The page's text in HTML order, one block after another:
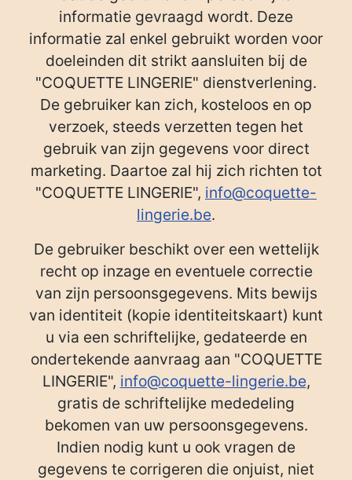
informatie gevraagd wordt. Deze
informatie zal enkel gebruikt worden voor
doeleinden dit strikt aansluiten bij de
"COQUETTE LINGERIE" dienstverlening.
De gebruiker kan zich, kosteloos en op
verzoek, steeds verzetten tegen het
gebruik van zijn gegevens voor direct
marketing. Daartoe zal hij zich richten tot
"COQUETTE LINGERIE", info@coquette-
lingerie.be.
De gebruiker beschikt over een wettelijk
recht op inzage en eventuele correctie
van zijn persoonsgegevens. Mits bewijs
van identiteit (kopie identiteitskaart) kunt
u via een schriftelijke, gedateerde en
ondertekende aanvraag aan "COQUETTE
LINGERIE", info@coquette-lingerie.be,
gratis de schriftelijke mededeling
bekomen van uw persoonsgegevens.
Indien nodig kunt u ook vragen de
gegevens te corrigeren die onjuist, niet